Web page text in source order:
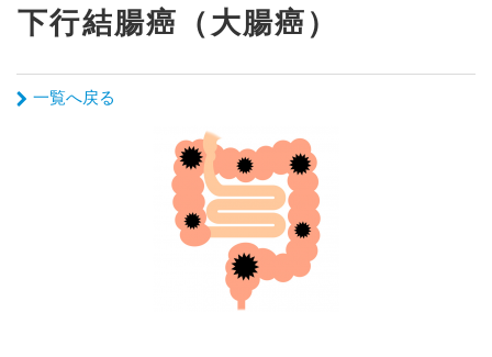
下行結腸癌（大腸癌）
一覧へ戻る